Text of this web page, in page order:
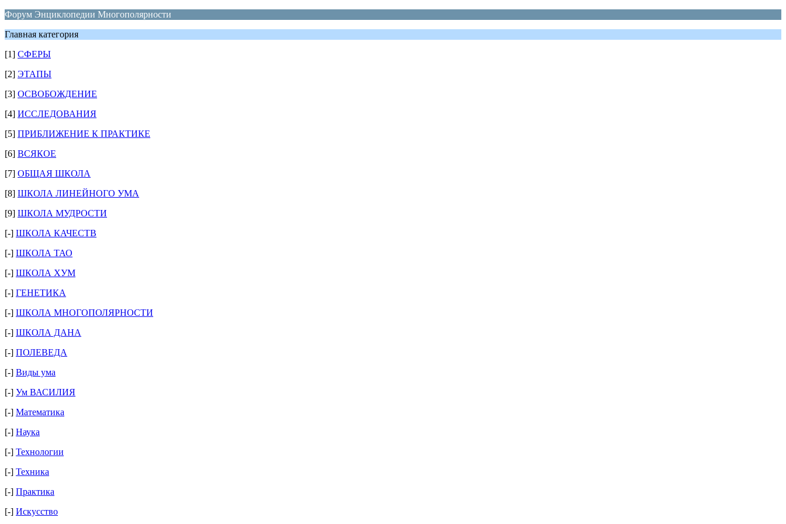
Форум Энциклопедии Многополярности
Главная категория
[1] СФЕРЫ
[2] ЭТАПЫ
[3] ОСВОБОЖДЕНИЕ
[4] ИССЛЕДОВАНИЯ
[5] ПРИБЛИЖЕНИЕ К ПРАКТИКЕ
[6] ВСЯКОЕ
[7] ОБЩАЯ ШКОЛА
[8] ШКОЛА ЛИНЕЙНОГО УМА
[9] ШКОЛА МУДРОСТИ
[-] ШКОЛА КАЧЕСТВ
[-] ШКОЛА ТАО
[-] ШКОЛА ХУМ
[-] ГЕНЕТИКА
[-] ШКОЛА МНОГОПОЛЯРНОСТИ
[-] ШКОЛА ДАНА
[-] ПОЛЕВЕДА
[-] Виды ума
[-] Ум ВАСИЛИЯ
[-] Математика
[-] Наука
[-] Технологии
[-] Техника
[-] Практика
[-] Искусство